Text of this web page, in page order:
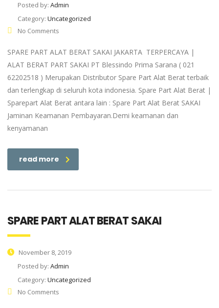
Posted by: Admin
Category: Uncategorized
No Comments
SPARE PART ALAT BERAT SAKAI JAKARTA TERPERCAYA |
ALAT BERAT PART SAKAI PT Blessindo Prima Sarana ( 021
62202518 ) Merupakan Distributor Spare Part Alat Berat terbaik
dan terlengkap di seluruh kota indonesia. Spare Part Alat Berat |
Sparepart Alat Berat antara lain : Spare Part Alat Berat SAKAI
Jaminan Keamanan Pembayaran.Demi keamanan dan
kenyamanan
read more
SPARE PART ALAT BERAT SAKAI
November 8, 2019
Posted by: Admin
Category: Uncategorized
No Comments